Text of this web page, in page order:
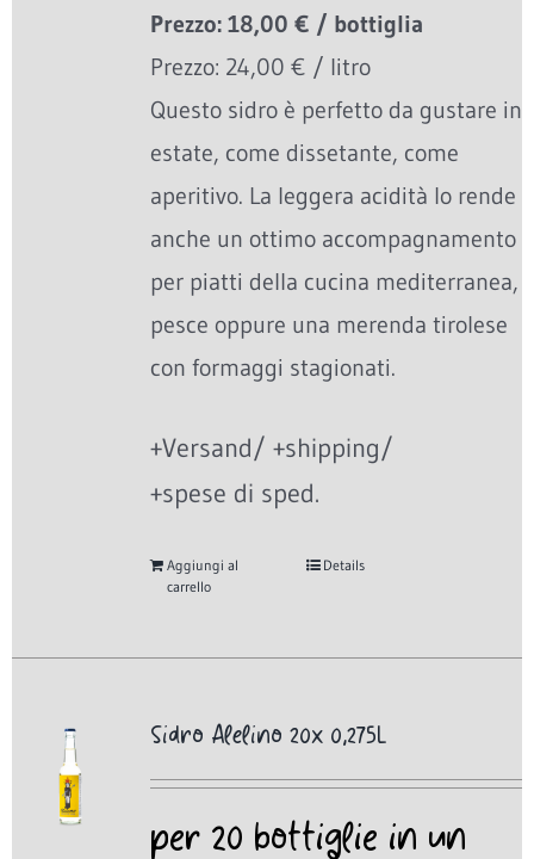
Prezzo: 18,00 € / bottiglia
Prezzo: 24,00 € / litro
Questo sidro è perfetto da gustare in
estate, come dissetante, come
aperitivo. La leggera acidità lo rende
anche un ottimo accompagnamento
per piatti della cucina mediterranea,
pesce oppure una merenda tirolese
con formaggi stagionati.
+Versand/ +shipping/
+spese di sped.
Aggiungi al
carrello
Details
Sidro Alelino 20x 0,275L
per 20 bottiglie in un